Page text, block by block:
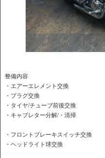
整備内容
・エアーエレメント交換
・プラグ交換
・タイヤ/チューブ前後交換
・キャブレター分解/・清掃
・フロントブレーキスイッチ交換
・ヘッドライト球交換